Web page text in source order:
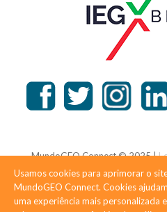
MundoGEO Connect © 2025 |
Usamos cookies para aprimorar o
MundoGEO Connect. Cookies
uma experiência mais personalizada